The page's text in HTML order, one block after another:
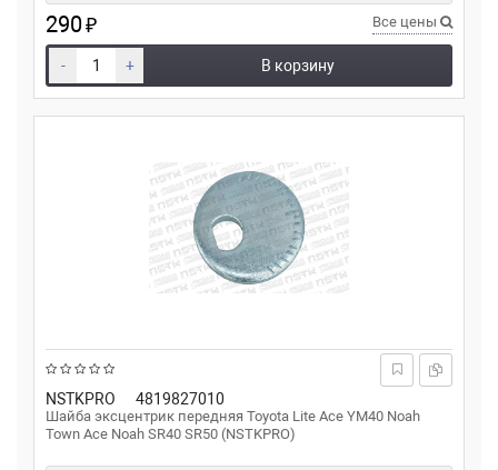
290₽ Все цены
- + В корзину
NSTKPRO 4819827010
Шайба эксцентрик передняя Toyota Lite Ace YM40 Noah
Town Ace Noah SR40 SR50 (NSTKPRO)